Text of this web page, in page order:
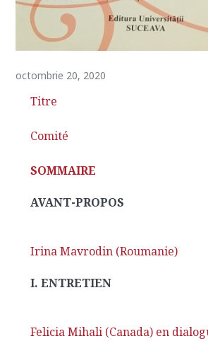
octombrie 20, 2020
Titre
Comité
SOMMAIRE
AVANT-PROPOS
Irina Mavrodin (Roumanie)
I. ENTRETIEN
Felicia Mihali (Canada) en